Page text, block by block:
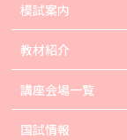
模試案内
教材紹介
講座会場一覧
国試情報